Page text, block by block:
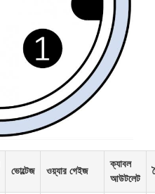
ভোল্টেজ ওয়্যার গেইজ
ক্যাবল
আউটলেট